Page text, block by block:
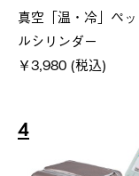
真空「温・冷」ペ
ルシリンダー
￥3,980 (税込)
4